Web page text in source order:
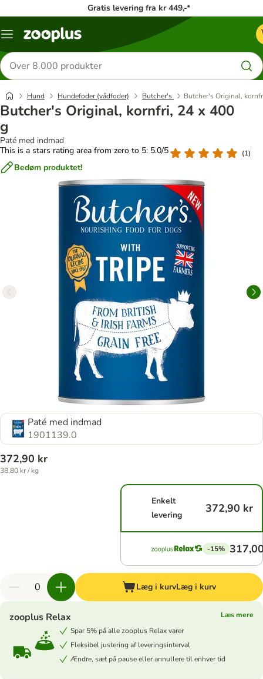
Gratis levering fra kr 449,-*
Menu
Søg
efter
produkter
Hund Hundefoder (vådfoder) Butcher's Butcher's Original,
Butcher's Original, kornfri, 24 x 400
g
Paté med indmad
This is a stars rating area from zero to 5: 5.0/5
(1)
Bedøm produktet!
Paté med indmad
1901139.0
372,90 kr
38,80 kr / kg
Enkelt
levering
372,90 kr
-15%
Læg i kurvLæg i kurv
zooplus Relax
Læs mere
Spar 5% på alle zooplus Relax varer
Fleksibel justering af leveringsinterval
Ændre, sæt på pause eller annullere til enhver tid